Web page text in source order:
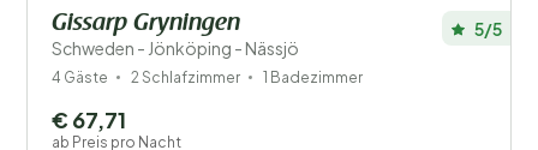
Gissarp Gryningen
Schweden - Jönköping - Nässjö
5/5
4 Gäste 2 Schlafzimmer 1 Badezimmer
€ 67,71
ab Preis pro Nacht